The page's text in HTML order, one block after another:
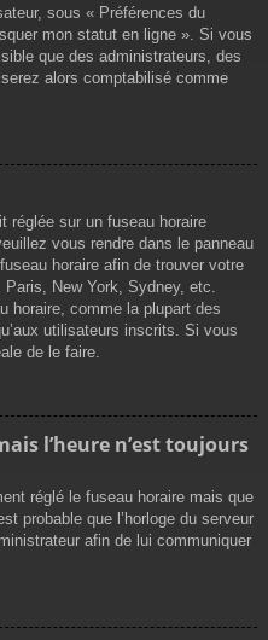
sous « Préférences du
mon statut en ligne ». Si vous
que des administrateurs, des
alors comptabilisé comme
réglée sur un fuseau horaire
vous rendre dans le panneau
horaire afin de trouver votre
New York, Sydney, etc.
horaire, comme la plupart des
utilisateurs inscrits. Si vous
de le faire.
l’heure n’est toujours
réglé le fuseau horaire mais que
probable que l’horloge du serveur
afin de lui communiquer